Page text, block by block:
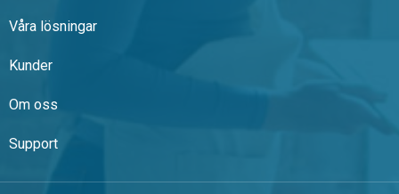
Våra lösningar
Kunder
Om oss
Support